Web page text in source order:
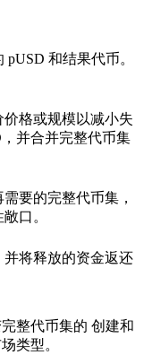
和结果代币。
格或规模以减小失
并合并完整代币集
要的完整代币集，
口。
将释放的资金返还
完整代币集的 创建和
类型。